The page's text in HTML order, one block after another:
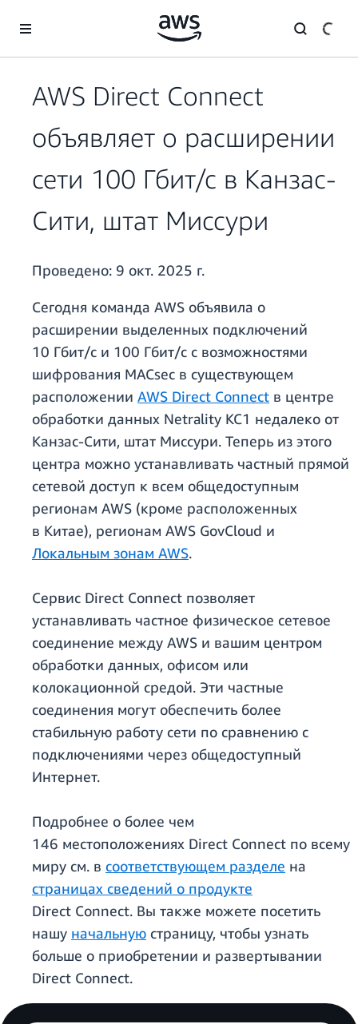
Перейти к главному контенту
AWS Direct Connect
объявляет о расширении
сети 100 Гбит/с в Канзас-
Сити, штат Миссури
Проведено: 9 окт. 2025 г.
Сегодня команда AWS объявила о
расширении выделенных подключений
10 Гбит/с и 100 Гбит/с с возможностями
шифрования MACsec в существующем
расположении AWS Direct Connect в центре
обработки данных Netrality KC1 недалеко от
Канзас-Сити, штат Миссури. Теперь из этого
центра можно устанавливать частный прямой
сетевой доступ к всем общедоступным
регионам AWS (кроме расположенных
в Китае), регионам AWS GovCloud и
Локальным зонам AWS.
Сервис Direct Connect позволяет
устанавливать частное физическое сетевое
соединение между AWS и вашим центром
обработки данных, офисом или
колокационной средой. Эти частные
соединения могут обеспечить более
стабильную работу сети по сравнению с
подключениями через общедоступный
Интернет.
Подробнее о более чем
146 местоположениях Direct Connect по всему
миру см. в соответствующем разделе на
страницах сведений о продукте
Direct Connect. Вы также можете посетить
нашу начальную страницу, чтобы узнать
больше о приобретении и развертывании
Direct Connect.